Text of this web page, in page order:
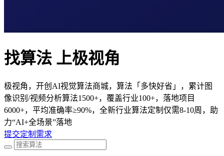
找算法 上极视角
极视角，开创AI视觉算法商城，算法「多快好省」，累计图
像识别/视频分析算法1500+，覆盖行业100+，落地项目
6000+，平均准确率≥90%，全新行业算法定制仅需8-10周，助
力“AI+全场景”落地
提交定制需求